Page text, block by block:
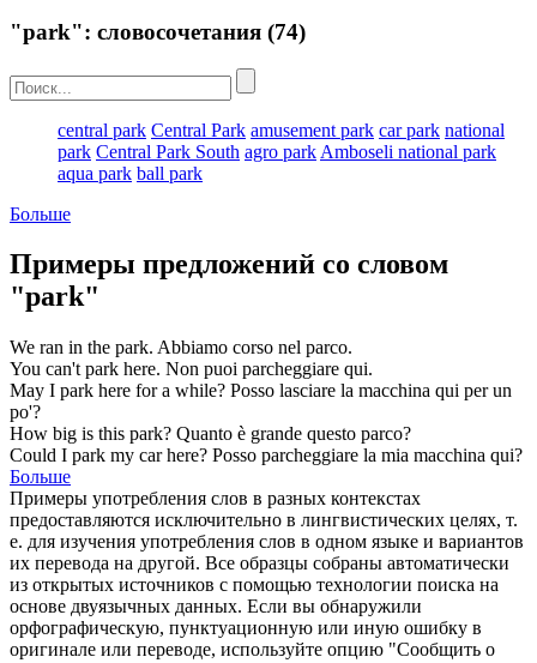
"park": словосочетания (74)
central park Central Park amusement park car park national
park Central Park South agro park Amboseli national park
aqua park ball park
Больше
Примеры предложений со словом
"park"
We ran in the park. Abbiamo corso nel parco.
You can't park here. Non puoi parcheggiare qui.
May I park here for a while? Posso lasciare la macchina qui per un
po'?
How big is this park? Quanto è grande questo parco?
Could I park my car here? Posso parcheggiare la mia macchina qui?
Больше
Примеры употребления слов в разных контекстах
предоставляются исключительно в лингвистических целях, т.
е. для изучения употребления слов в одном языке и вариантов
их перевода на другой. Все образцы собраны автоматически
из открытых источников с помощью технологии поиска на
основе двуязычных данных. Если вы обнаружили
орфографическую, пунктуационную или иную ошибку в
оригинале или переводе, используйте опцию "Сообщить о